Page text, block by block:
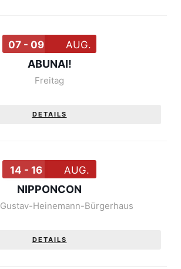
07 - 09 AUG.
ABUNAI!
Freitag
DETAILS
14 - 16 AUG.
NIPPONCON
Gustav-Heinemann-Bürgerhaus
DETAILS